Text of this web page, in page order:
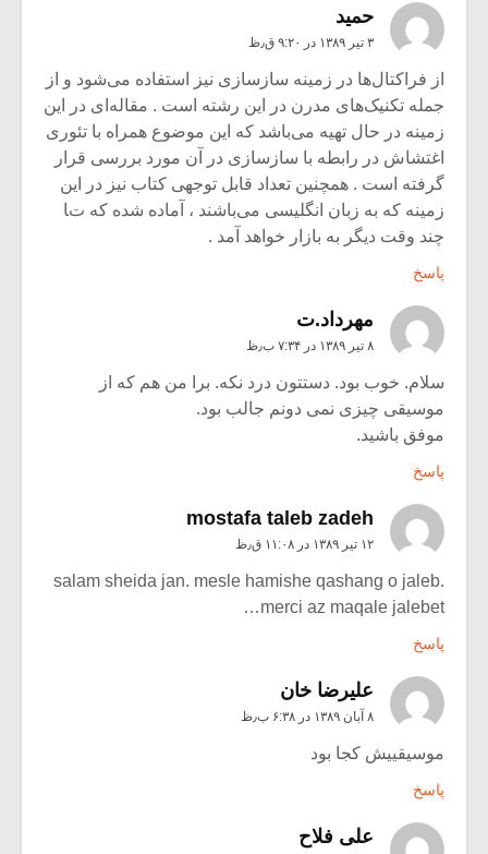
حميد
۳ تیر ۱۳۸۹ در ۹:۲۰ ق٫ظ
از فراکتال‌ها در زمینه سازسازی نیز استفاده می‌شود و از
جمله تکنیک‌های مدرن در این رشته است . مقاله‌ای در این
زمینه در حال تهیه می‌باشد که این موضوع همراه با تئوری
اغتشاش در رابطه با سازسازی در آن مورد بررسی قرار
گرفته است . همچنین تعداد قابل توجهی کتاب نیز در این
زمینه که به زبان انگلیسی می‌باشند ، آماده شده که تا
چند وقت دیگر به بازار خواهد آمد .
پاسخ
مهرداد.ت
۸ تیر ۱۳۸۹ در ۷:۳۴ ب٫ظ
سلام. خوب بود. دستتون درد نکه. برا من هم که از
موسیقی چیزی نمی دونم جالب بود.
موفق باشید.
پاسخ
mostafa taleb zadeh
۱۲ تیر ۱۳۸۹ در ۱۱:۰۸ ق٫ظ
salam sheida jan. mesle hamishe qashang o jaleb.
merci az maqale jalebet…
پاسخ
علیرضا خان
۸ آبان ۱۳۸۹ در ۶:۳۸ ب٫ظ
موسیقییش کجا بود
پاسخ
علی فلاح